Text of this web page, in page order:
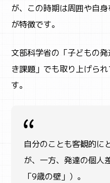
が、この時期は周囲や自
が特徴です。
文部科学省の「子どもの
き課題」でも取り上げら
す。
自分のことも客観的に
が、一方、発達の個人
「9歳の壁」）。